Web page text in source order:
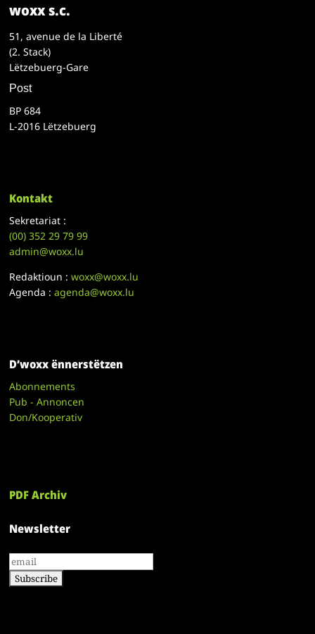
woxx s.c.
51, avenue de la Liberté
(2. Stack)
Lëtzebuerg-Gare
Post
BP 684
L-2016 Lëtzebuerg
Kontakt
Sekretariat :
(00)352 29 79 99
admin@woxx.lu
Redaktioun :woxx@woxx.lu
Agenda :agenda@woxx.lu
D’woxx ënnerstëtzen
Abonnements
Pub - Annoncen
Don/Kooperativ
PDF Archiv
Newsletter